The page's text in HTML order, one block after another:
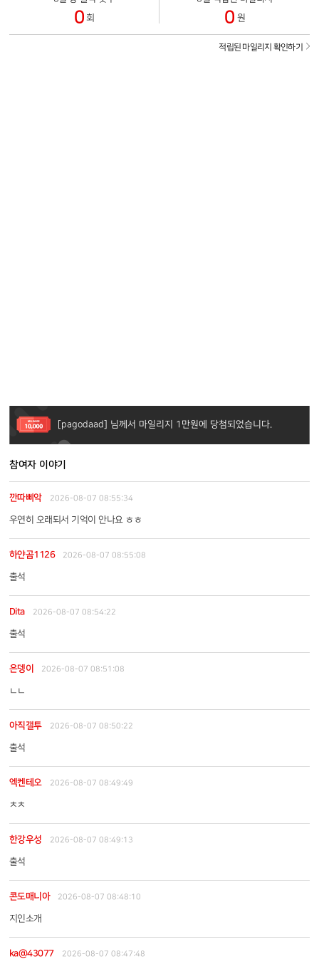
0 회 0 원
적립된 마일리지 확인하기
[pagodaad] 님께서 마일리지 1만원에 당첨되었습니다.
[젠트라디] 님께서 마일리지 1천원에 당첨되었습니다.
참여자 이야기
깐따삐악 2026-08-07 08:55:34
우연히 오래되서 기억이 안나요 ㅎㅎ
하얀곰1126 2026-08-07 08:55:08
출석
Dita 2026-08-07 08:54:22
출석
은뎅이 2026-08-07 08:51:08
ㄴㄴ
아직갤투 2026-08-07 08:50:22
출석
엑켄테오 2026-08-07 08:49:49
ㅊㅊ
한강우성 2026-08-07 08:49:13
출석
콘도매니아 2026-08-07 08:48:10
지인소개
ka@43077 2026-08-07 08:47:48